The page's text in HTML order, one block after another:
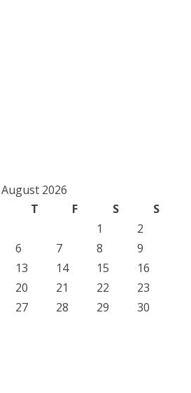
August 2026
T F S
S
1
2
6 7 8
9
13 14 15
16
20 21 22
23
27 28 29
30